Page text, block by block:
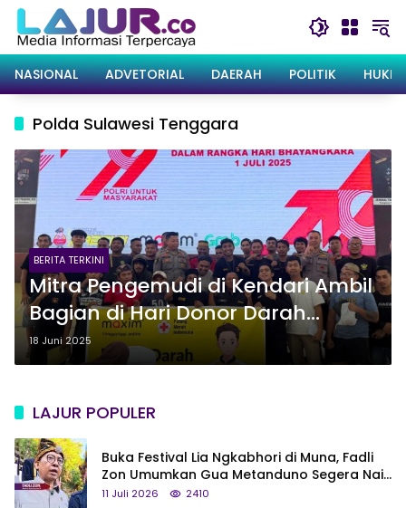
Langsung
konten
NASIONAL
ADVETORIAL DAERAH POLITIK
Polda Sulawesi Tenggara
BERITA TERKINI
Mitra Pengemudi di Kendari Ambil
Bagian di Hari Donor Darah
Sedunia
18 Juni 2025
LAJUR POPULER
Buka Festival Lia Ngkabhori di Muna, Fadli
Zon Umumkan Gua Metanduno Segera Naik
Status Jadi Cagar Budaya Nasional
11 Juli 2026 2410